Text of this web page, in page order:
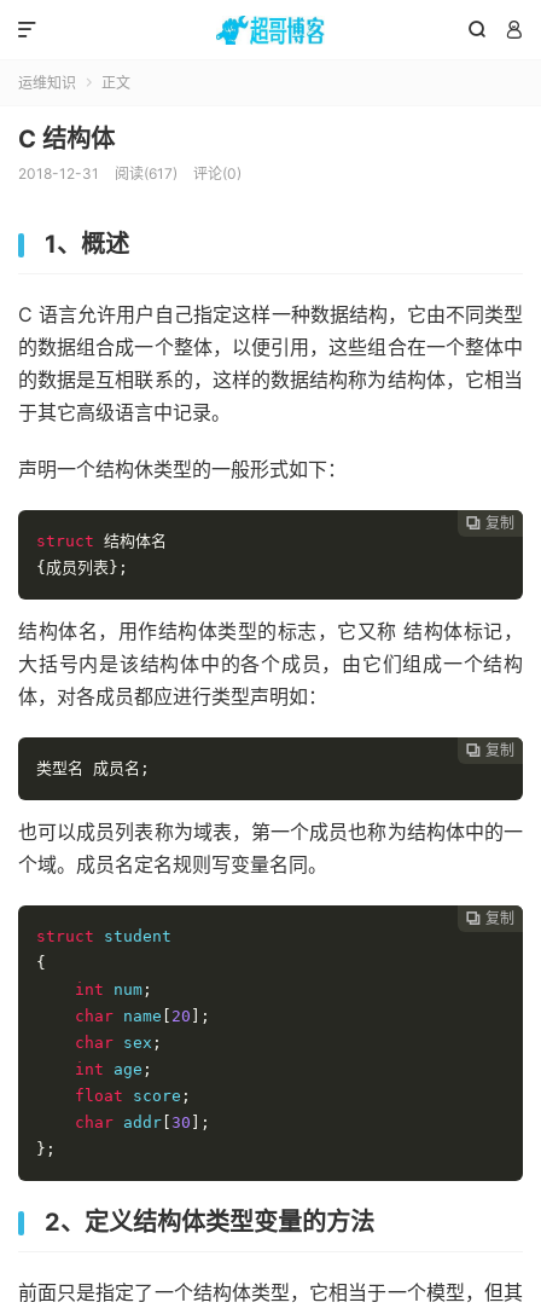
 

运维知识  正文
C 结构体
2018-12-31 阅读(617) 评论(0)
1、概述
C 语言允许用户自己指定这样一种数据结构，它由不同类型
的数据组合成一个整体，以便引用，这些组合在一个整体中
的数据是互相联系的，这样的数据结构称为结构体，它相当
于其它高级语言中记录。
声明一个结构休类型的一般形式如下：
 复制
struct 结构体名
{成员列表};
结构体名，用作结构体类型的标志，它又称 结构体标记，
大括号内是该结构体中的各个成员，由它们组成一个结构
体，对各成员都应进行类型声明如：
 复制
类型名
成员名;
也可以成员列表称为域表，第一个成员也称为结构体中的一
个域。成员名定名规则写变量名同。
 复制
struct
{
int num ;
char name 20 ];
char sex ;
int age ;
float score ;
char addr 30 ];
};
2、定义结构体类型变量的方法
前面只是指定了一个结构体类型，它相当于一个模型，但其